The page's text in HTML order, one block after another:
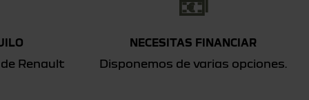
Renault
NECESITAS FINANCIAR
Disponemos de varias opciones.